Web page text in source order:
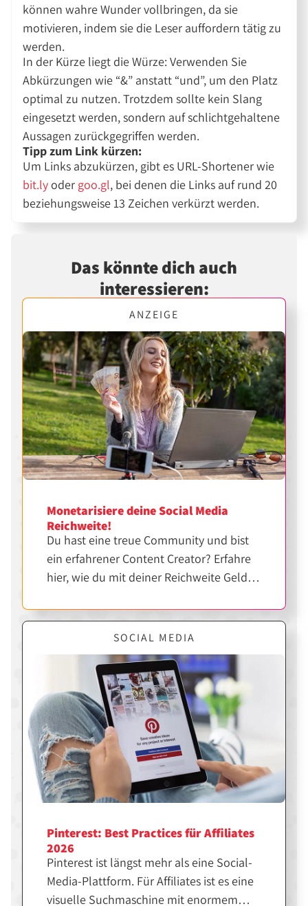
können wahre Wunder vollbringen, da sie
motivieren, indem sie die Leser auffordern tätig zu
werden.
In der Kürze liegt die Würze: Verwenden Sie
Abkürzungen wie “&” anstatt “und”, um den Platz
optimal zu nutzen. Trotzdem sollte kein Slang
eingesetzt werden, sondern auf schlichtgehaltene
Aussagen zurückgegriffen werden.
Tipp zum Link kürzen:
Um Links abzukürzen, gibt es URL-Shortener wie
bit.lyoder goo.gl, bei denen die Links auf rund 20
beziehungsweise 13 Zeichen verkürzt werden.
Das könnte dich auch
interessieren:
ANZEIGE
Monetarisiere deine Social Media
Reichweite!
Du hast eine treue Community und bist
ein erfahrener Content Creator? Erfahre
hier, wie du mit deiner Reichweite Geld
SOCIAL MEDIA
Pinterest: Best Practices für Affiliates
2026
Pinterest ist längst mehr als eine Social-
Media-Plattform. Für Affiliates ist es eine
visuelle Suchmaschine mit enormem